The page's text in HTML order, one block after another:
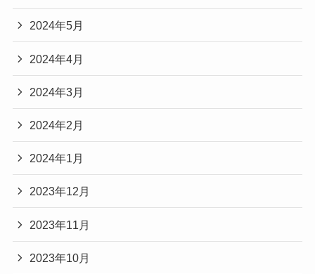
2024年5月
2024年4月
2024年3月
2024年2月
2024年1月
2023年12月
2023年11月
2023年10月